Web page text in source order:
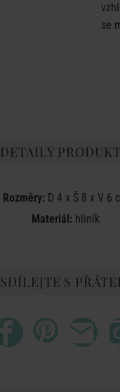
se
DETAILY
Rozměry:D 4 x Š 8 x V 6
Materiál:hliník
SDÍLEJTE S